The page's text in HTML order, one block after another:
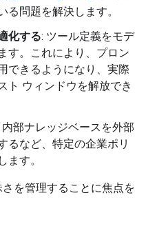
る問題を解決します。
化する: ツール定義をモデ
す。これにより、プロン
できるようになり、実際
ト ウィンドウを解放でき
内部ナレッジベースを外部
るなど、特定の企業ポリ
ます。
を管理することに焦点を